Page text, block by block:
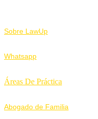
Sobre LawUp
Whatsapp
Áreas De Práctica
Abogado de Familia